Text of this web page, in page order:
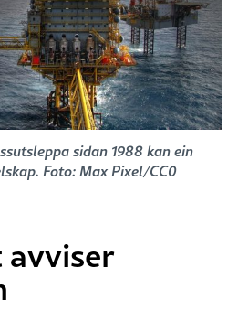
sidan 1988 kan ein
Foto: Max Pixel/CC0